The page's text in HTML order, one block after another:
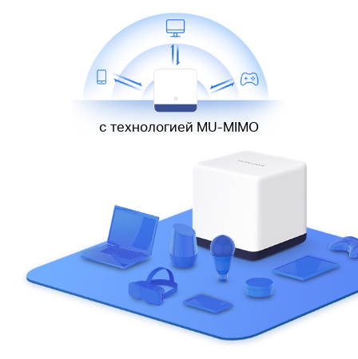
с технологией MU-MIMO